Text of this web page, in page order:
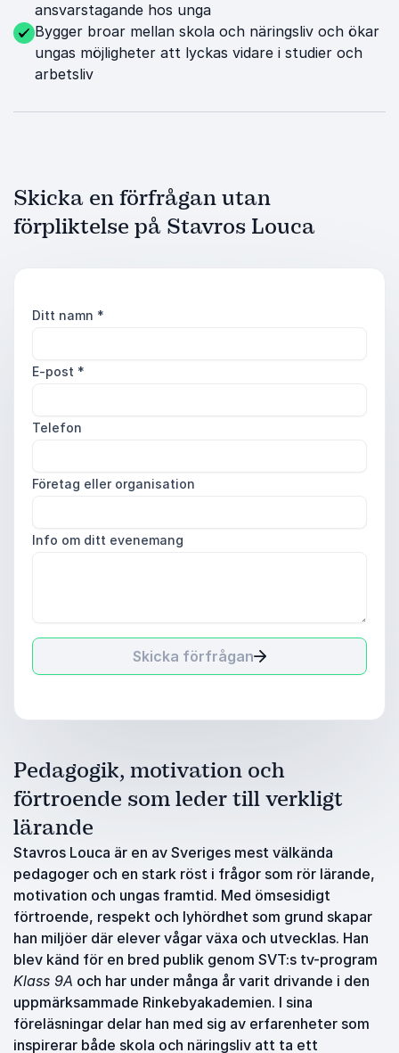
ansvarstagande hos unga
Bygger broar mellan skola och näringsliv och ökar
ungas möjligheter att lyckas vidare i studier och
arbetsliv
Skicka en förfrågan utan
förpliktelse på Stavros Louca
Ditt namn *
E-post *
Telefon
Företag eller organisation
Info om ditt evenemang
Skicka förfrågan
Pedagogik, motivation och
förtroende som leder till verkligt
lärande
Stavros Louca är en av Sveriges mest välkända
pedagoger och en stark röst i frågor som rör lärande,
motivation och ungas framtid. Med ömsesidigt
förtroende, respekt och lyhördhet som grund skapar
han miljöer där elever vågar växa och utvecklas. Han
blev känd för en bred publik genom SVT:s tv-program
Klass 9A och har under många år varit drivande i den
uppmärksammade Rinkebyakademien. I sina
föreläsningar delar han med sig av erfarenheter som
inspirerar både skola och näringsliv att ta ett